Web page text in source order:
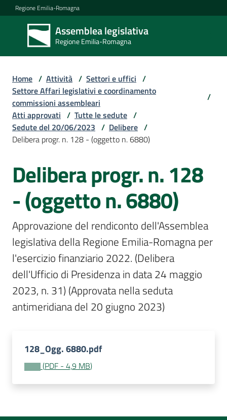
Vai al contenuto
Vai alla navigazione
Vai al footer
Regione Emilia-Romagna
Assemblea legislativa
Regione Emilia-Romagna
Assemblea
legislativa
Regione Emilia-
Assemblea
Argomenti
Per
i
media
Per
i
cittadini
Home / Attività / Settori e uffici /
Settore Affari legislativi e coordinamento
commissioni assembleari
/
Atti approvati / Tutte le sedute /
Sedute del 20/06/2023 / Delibere /
Delibera progr. n. 128 - (oggetto n. 6880)
Delibera progr. n. 128
- (oggetto n. 6880)
Approvazione del rendiconto dell'Assemblea
legislativa della Regione Emilia-Romagna per
l'esercizio finanziario 2022. (Delibera
dell'Ufficio di Presidenza in data 24 maggio
2023, n. 31) (Approvata nella seduta
antimeridiana del 20 giugno 2023)
128_Ogg. 6880.pdf
(PDF - 4,9 MB)